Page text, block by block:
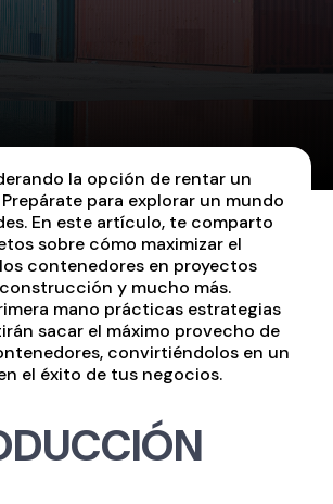
la opción de rentar un
para explorar un mundo
En este artículo, te comparto
sobre cómo maximizar el
contenedores en proyectos
y mucho más.
mano prácticas estrategias
sacar el máximo provecho de
convirtiéndolos en un
el éxito de tus negocios.